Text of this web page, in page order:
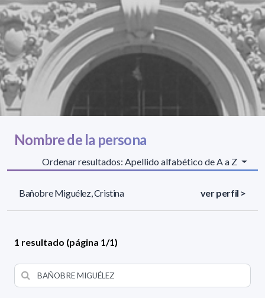
Nombre de la persona
Ordenar resultados: Apellido alfabético de A a Z
Bañobre Miguélez, Cristina ver perfil >
1 resultado (página 1/1)